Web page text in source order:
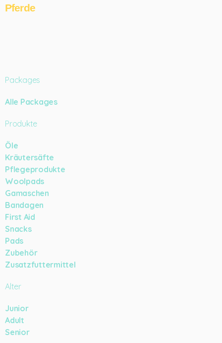
Pferde
Packages
Alle Packages
Produkte
Öle
Kräutersäfte
Pflegeprodukte
Woolpads
Gamaschen
Bandagen
First Aid
Snacks
Pads
Zubehör
Zusatzfuttermittel
Alter
Junior
Adult
Senior